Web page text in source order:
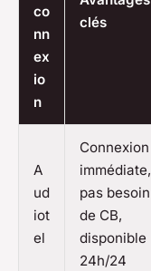
co
nn
ex
io
n
clés
A
ud
iot
el
Connexion
immédiate,
pas besoin
de CB,
disponible
24h/24